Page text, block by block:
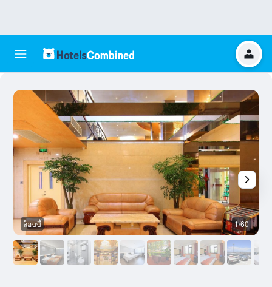
ล็อบบี้ 1/60